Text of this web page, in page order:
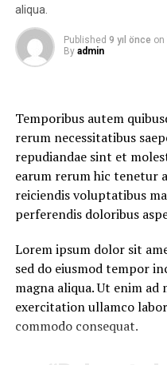
Nemo enim ipsam
aspernatur aut odit aut
magni dolores eos qui
Et harum quidem rerum
Nam libero tempore, cum
cumque nihil impedit quo
facere possimus, omnis
dolor repellendus.
proident, sunt in culpa
id est laborum.
İLGİLİ KONU: CHICKENS
aliqua.
Published 9 yıl önce on
By admin
Temporibus autem
rerum necessitatibus
repudiandae sint et
earum rerum hic tenetur
reiciendis voluptatibus
perferendis doloribus
Lorem ipsum dolor sit
sed do eiusmod tempor
magna aliqua. Ut enim
exercitation ullamco
commodo consequat.